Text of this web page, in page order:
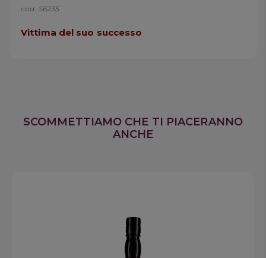
cod. S6235
Vittima del suo successo
SCOMMETTIAMO CHE TI PIACERANNO
ANCHE